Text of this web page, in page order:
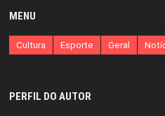
MENU
Cultura Esporte Geral
PERFIL DO AUTOR